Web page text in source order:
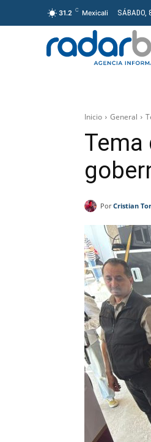
31.2 C Mexicali SÁBADO,
Inicio General
Tema
Por Cristian